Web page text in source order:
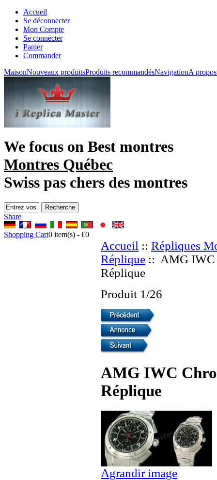
Accueil
Se déconnecter
Mon Compte
Se connecter
Panier
Commander
MaisonNouveaux produitsProduits recommandésNavigationA
We focus on Best montres
Montres Québec
Swiss pas chers des montres
Share|
Shopping Cart0 item(s) - €0
Accueil :: Répliques
Réplique :: AMG IWC
Réplique
Produit 1/26
AMG IWC
Réplique
Agrandir image